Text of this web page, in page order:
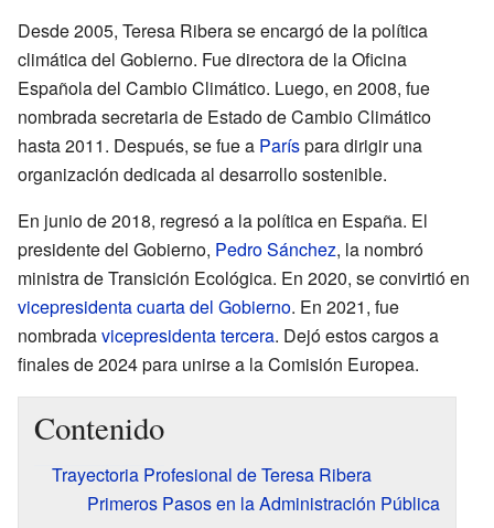
Desde 2005, Teresa Ribera se encargó de la política
climática del Gobierno. Fue directora de la Oficina
Española del Cambio Climático. Luego, en 2008, fue
nombrada secretaria de Estado de Cambio Climático
hasta 2011. Después, se fue a Paríspara dirigir una
organización dedicada al desarrollo sostenible.
En junio de 2018, regresó a la política en España. El
presidente del Gobierno, Pedro Sánchez, la nombró
ministra de Transición Ecológica. En 2020, se convirtió en
vicepresidenta cuarta del Gobierno. En 2021, fue
nombradavicepresidenta tercera. Dejó estos cargos a
finales de 2024 para unirse a la Comisión Europea.
Contenido
Trayectoria Profesional de Teresa Ribera
Primeros Pasos en la Administración Pública